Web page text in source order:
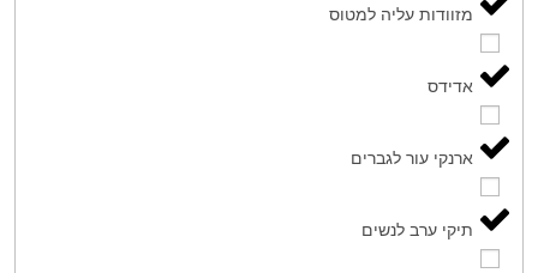
מזוודות עליה למטוס
אדידס
ארנקי עור לגברים
תיקי ערב לנשים